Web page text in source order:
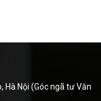
Hà Nội (Góc ngã tư Văn